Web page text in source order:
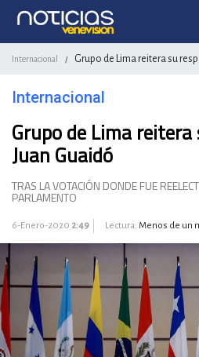
Internacional / Grupo de Lima reitera su
Internacional
Grupo de Lima
Juan Guaidó
TRAS LA VOTACIÓN DONDE FUE
PARLAMENTO
6-Enero-2020 2:49 Lectura: Menos de un